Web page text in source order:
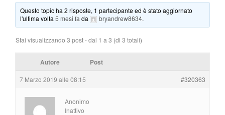
a
i
Questo topic ha 2 risposte, 1 partecipante ed è stato aggiornato
l'ultima volta5 mesi fa da bryandrew8634.
Stai visualizzando 3 post - dal 1 a 3 (di 3 totali)
Autore Post
7 Marzo 2019 alle 08:15 #320363
Anonimo
Inattivo